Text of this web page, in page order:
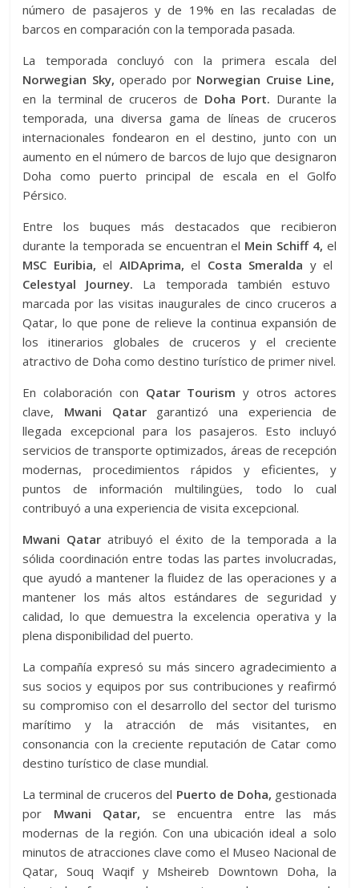
número de pasajeros y de 19% en las recaladas de
barcos en comparación con la temporada pasada.
La temporada concluyó con la primera escala del
Norwegian Sky, operado porNorwegian Cruise Line,
en la terminal de cruceros de Doha Port. Durante la
temporada, una diversa gama de líneas de cruceros
internacionales fondearon en el destino, junto con un
aumento en el número de barcos de lujo que designaron
Doha como puerto principal de escala en el Golfo
Pérsico.
Entre los buques más destacados que recibieron
durante la temporada se encuentran el Mein Schiff 4, el
MSC Euribia, el AIDAprima, el Costa Smeralda y el
Celestyal Journey. La temporada también estuvo
marcada por las visitas inaugurales de cinco cruceros a
Qatar, lo que pone de relieve la continua expansión de
los itinerarios globales de cruceros y el creciente
atractivo de Doha como destino turístico de primer nivel.
En colaboración con Qatar Tourism y otros actores
clave, Mwani Qatargarantizó una experiencia de
llegada excepcional para los pasajeros. Esto incluyó
servicios de transporte optimizados, áreas de recepción
modernas, procedimientos rápidos y eficientes, y
puntos de información multilingües, todo lo cual
contribuyó a una experiencia de visita excepcional.
Mwani Qatar atribuyó el éxito de la temporada a la
sólida coordinación entre todas las partes involucradas,
que ayudó a mantener la fluidez de las operaciones y a
mantener los más altos estándares de seguridad y
calidad, lo que demuestra la excelencia operativa y la
plena disponibilidad del puerto.
La compañía expresó su más sincero agradecimiento a
sus socios y equipos por sus contribuciones y reafirmó
su compromiso con el desarrollo del sector del turismo
marítimo y la atracción de más visitantes, en
consonancia con la creciente reputación de Catar como
destino turístico de clase mundial.
La terminal de cruceros del Puerto de Doha, gestionada
por Mwani Qatar, se encuentra entre las más
modernas de la región. Con una ubicación ideal a solo
minutos de atracciones clave como el Museo Nacional de
Qatar, Souq Waqif y Msheireb Downtown Doha, la